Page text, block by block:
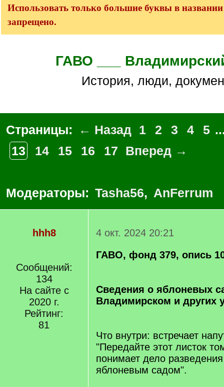
Использовать только большие буквы в названии
запрещено.
ГАВО ___
История, люди,
Страницы: ← Назад 1 2 3 4 5
13
14 15 16 17 Вперед →
Модераторы: Tasha56, AnFerrum
hhh8
Сообщений:
134
На сайте с
2020 г.
Рейтинг:
81
4 окт. 2024 20:21
ГАВО, фонд 379, опись
Сведения о яблоневых
Владимирском и других
Что внутри: встречает
"Передайте этот листок
понимает дело
яблоневым садом".